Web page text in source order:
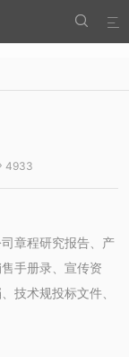


4933
章程研究报告、产
手册录、宣传资
技术规投标文件、